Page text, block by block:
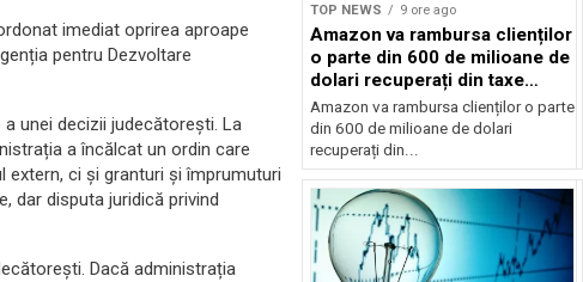
imediat oprirea aproape
pentru Dezvoltare
unei decizii judecătorești. La
a încălcat un ordin care
extern, ci și granturi și împrumuturi
dar disputa juridică privind
Dacă administrația
TOP NEWS 9 ore ago
Amazon va rambursa clienților
o parte din 600 de milioane de
dolari recuperați din taxe
vamale
Amazon va rambursa clienților o parte
din 600 de milioane de dolari
recuperați din...